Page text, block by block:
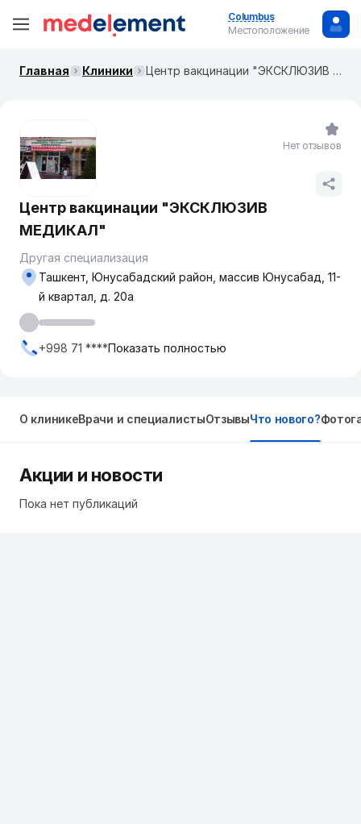
Columbus
Местоположение
Главная Клиники Центр вакцинации "ЭКСКЛЮЗИВ МЕДИКАЛ"
Центр вакцинации "ЭКСКЛЮЗИВ
МЕДИКАЛ"
Другая специализация
Ташкент, Юнусабадский район, массив Юнусабад, 11-
й квартал, д. 20а
+998 71 ****Показать полностью
Нет отзывов
О клиникеВрачи и специалистыОтзывыЧто нового?
Акции и новости
Пока нет публикаций